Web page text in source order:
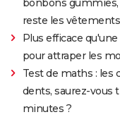
bonbons gummies,
reste les
Plus efficace
pour attraper les
Test de maths : les
dents, saurez-vous
minutes ?